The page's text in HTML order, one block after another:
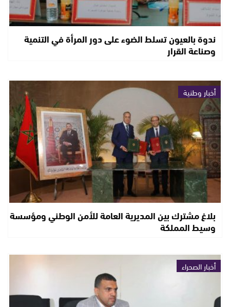
ندوة بالعيون تسلط الضوء على دور المرأة في التنمية
وصناعة القرار
أخبار وطنية
بلاغ مشترك بين المديرية العامة للأمن الوطني ومؤسسة
وسيط المملكة
أخبار الصحراء